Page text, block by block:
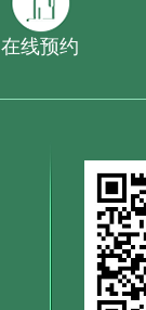
在线预约